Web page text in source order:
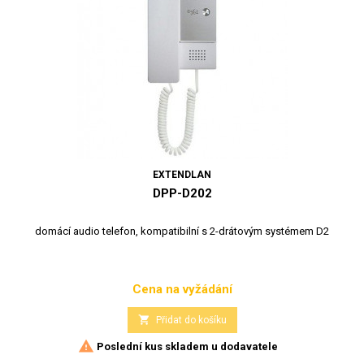
EXTENDLAN
DPP-D202
domácí audio telefon, kompatibilní s 2-drátovým systémem D2
Cena
Cena na vyžádání
 Přidat do košíku
 Poslední kus skladem u dodavatele